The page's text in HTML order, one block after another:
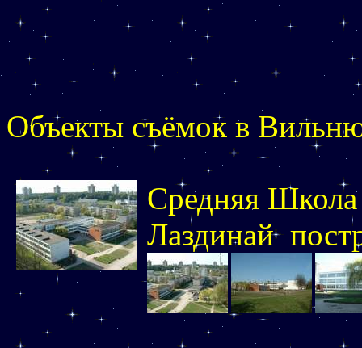
Объекты съёмок в
Средняя
Лаздинай